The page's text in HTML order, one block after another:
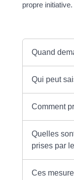
propre initiative.
Quand
Qui peut
Comment
Quelles
prises par
Ces